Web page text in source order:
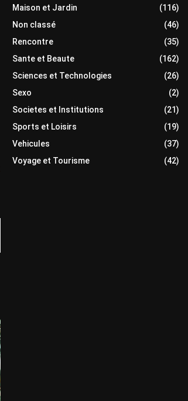
Maison et Jardin
(116)
Non classé
(46)
Rencontre
(35)
Sante et Beaute
(162)
Sciences et Technologies
(26)
Sexo
(2)
Societes et Institutions
(21)
Sports et Loisirs
(19)
Vehicules
(37)
Voyage et Tourisme
(42)